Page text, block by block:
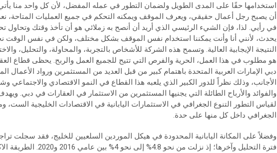
استخدامها حقًا على المدى الطويل ولضمان التطور في عمله المفضل، لأن كل واحد منا
أن يصبح رجل أعمال حقيقي، ويعرف الموقف ويمكنه التحكم في جميع العمليات المتاحة،
في رأيي. لذا، فإن الشيء الرئيسي الذي أريد أن أنصح به زملائي هو أن تأخذ وقتك وتحاول
يحدث، لأنني أنا وأنت يمكننا استخدام نفس الموقف بشكل مختلف، ولكن في نفس
النتيجة الإيجابية العالية. وتسمح هذه الشركة للأشخاص بالتجربة، والمحاولة، والتحليل،
هو مطلوب في هذا العمل، الحرية والفرص التي تتيح للجميع العمل والربح. يحظى قطاع
دبي الإمارات العربية المتحدة باهتمام كبير من قبل العديد من المستثمرين ورواد الأعمال
الأجانب، وذلك نظراً للدور الكبير الذي يلعبه هذا القطاع في النمو الاقتصادي والاجتماعي
والفوائد والأرباح الطائلة التي يجنيها المستثمرين من الاستثمار في العقارات في دبي.
لقياس التطور التنوع الجغرافي في الاستثمارات اليابانية في الاقتصادات الخليجية الست،
الجغرافي داخل كل منها على حدة.
وفضلاً على المكانة اليابانية المحدودة في هيكل الموردين السلعيين للخليج، فقد سجلت
فترة التحليل وآخرها؛ إذ نزلت من نحو 4.8% إلى نحو